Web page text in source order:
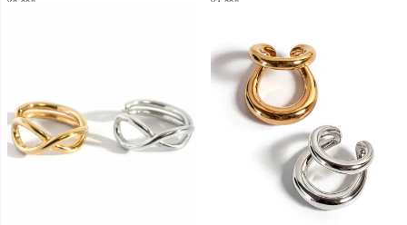
¥9,900 ¥ 4,380